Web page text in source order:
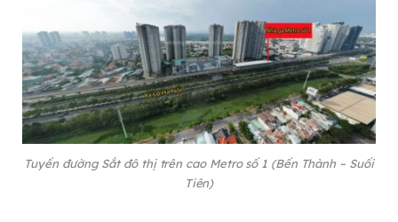
Tuyến đường Sắt đô thị trên cao Metro số 1 (Bến Thành – Suối
Tiên)